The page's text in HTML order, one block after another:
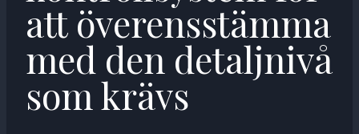
att överensstämma
med den detaljnivå
som krävs